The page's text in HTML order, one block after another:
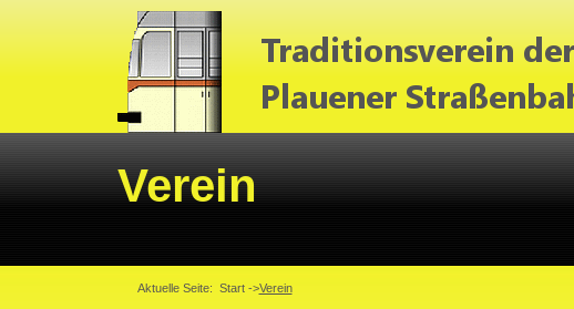
Verein
Aktuelle Seite: Start ->Verein